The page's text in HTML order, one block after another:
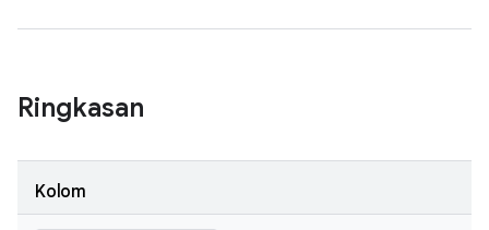
Ringkasan
Kolom